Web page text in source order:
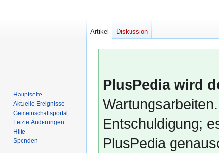
PlusPedia wird
Entschuldigung;
PlusPedia
Artikel Diskussion
Hauptseite
Aktuelle Ereignisse
Gemeinschafts­portal
Letzte Änderungen
Hilfe
Spenden